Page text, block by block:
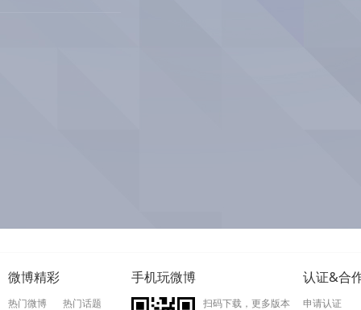
微博精彩
热门微博 热门话题
手机玩微博
扫码下载，更多版本
认证&合
申请认证